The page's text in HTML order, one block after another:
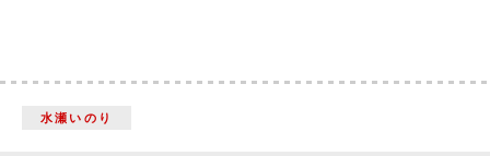
水瀬いのり